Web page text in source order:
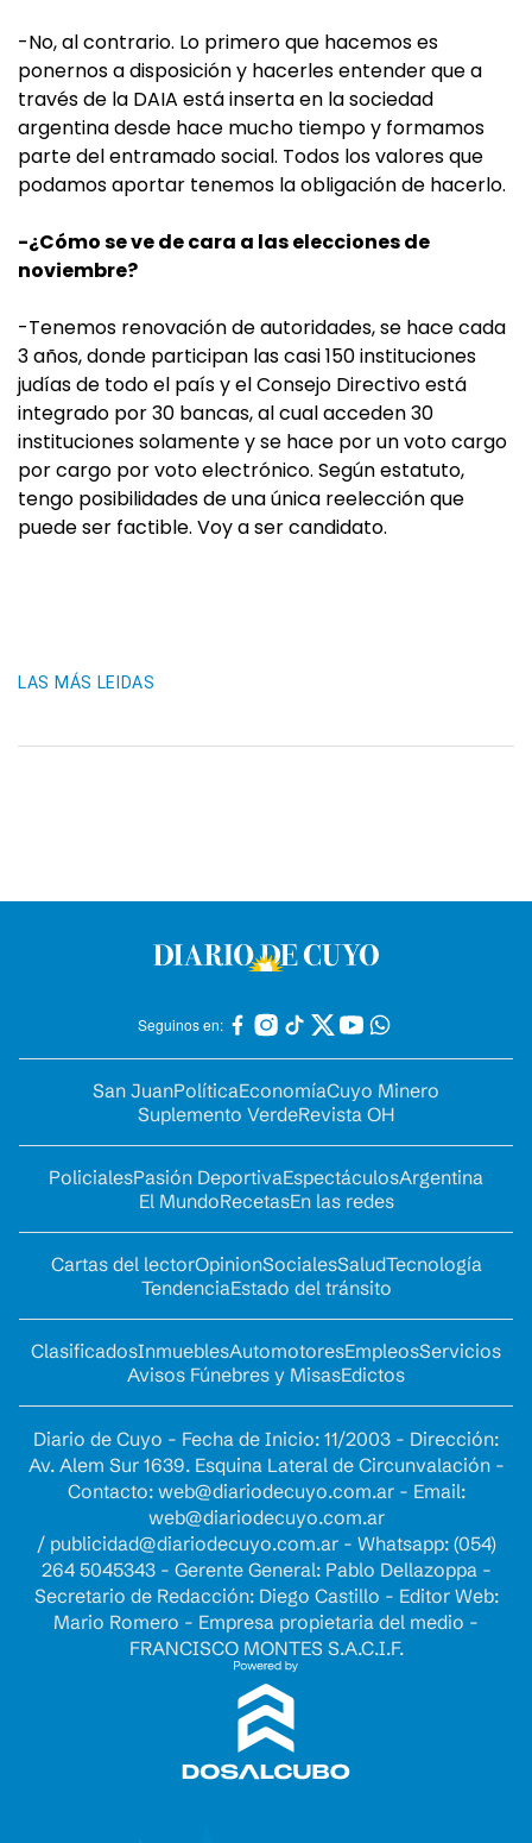
-No, al contrario. Lo primero que hacemos es
ponernos a disposición y hacerles entender que a
través de la DAIA está inserta en la sociedad
argentina desde hace mucho tiempo y formamos
parte del entramado social. Todos los valores que
podamos aportar tenemos la obligación de hacerlo.
-¿Cómo se ve de cara a las elecciones de
noviembre?
-Tenemos renovación de autoridades, se hace cada
3 años, donde participan las casi 150 instituciones
judías de todo el país y el Consejo Directivo está
integrado por 30 bancas, al cual acceden 30
instituciones solamente y se hace por un voto cargo
por cargo por voto electrónico. Según estatuto,
tengo posibilidades de una única reelección que
puede ser factible. Voy a ser candidato.
LAS MÁS LEIDAS
Seguinos en:
San JuanPolíticaEconomíaCuyo Minero
Suplemento VerdeRevista OH
PolicialesPasión DeportivaEspectáculosArgentina
El MundoRecetasEn las redes
Cartas del lectorOpinionSocialesSaludTecnología
TendenciaEstado del tránsito
ClasificadosInmueblesAutomotoresEmpleosServicios
Avisos Fúnebres y MisasEdictos
Diario de Cuyo - Fecha de Inicio: 11/2003 - Dirección:
Av. Alem Sur 1639. Esquina Lateral de Circunvalación -
Contacto: web@diariodecuyo.com.ar- Email:
web@diariodecuyo.com.ar
/ publicidad@diariodecuyo.com.ar- Whatsapp: (054)
264 5045343 - Gerente General: Pablo Dellazoppa -
Secretario de Redacción: Diego Castillo - Editor Web:
Mario Romero - Empresa propietaria del medio -
FRANCISCO MONTES S.A.C.I.F.